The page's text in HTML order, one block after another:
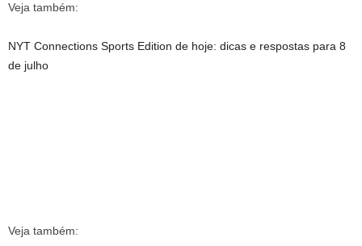
Veja também:
NYT Connections Sports Edition de hoje: dicas e respostas para 8
de julho
Veja também: